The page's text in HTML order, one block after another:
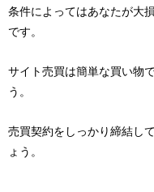
条件によってはあなたが大
です。
サイト売買は簡単な買い物
う。
売買契約をしっかり締結し
ょう。